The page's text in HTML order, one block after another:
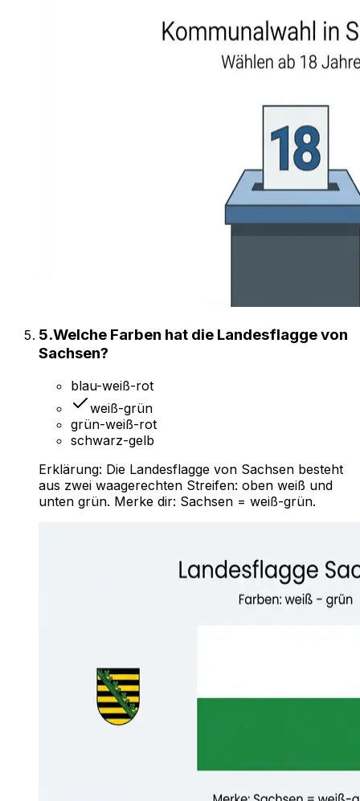
5.Welche Farben hat die Landesflagge von
Sachsen?
blau-weiß-rot
weiß-grün
grün-weiß-rot
schwarz-gelb
Erklärung: Die Landesflagge von Sachsen besteht
aus zwei waagerechten Streifen: oben weiß und
unten grün. Merke dir: Sachsen = weiß-grün.